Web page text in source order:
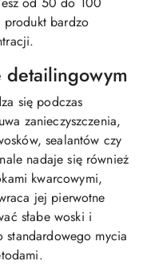
bardzo
detailingowym
się podczas
zanieczyszczenia,
sealantów czy
nadaje się również
kwarcowymi,
jej pierwotne
słabe woski i
mycia